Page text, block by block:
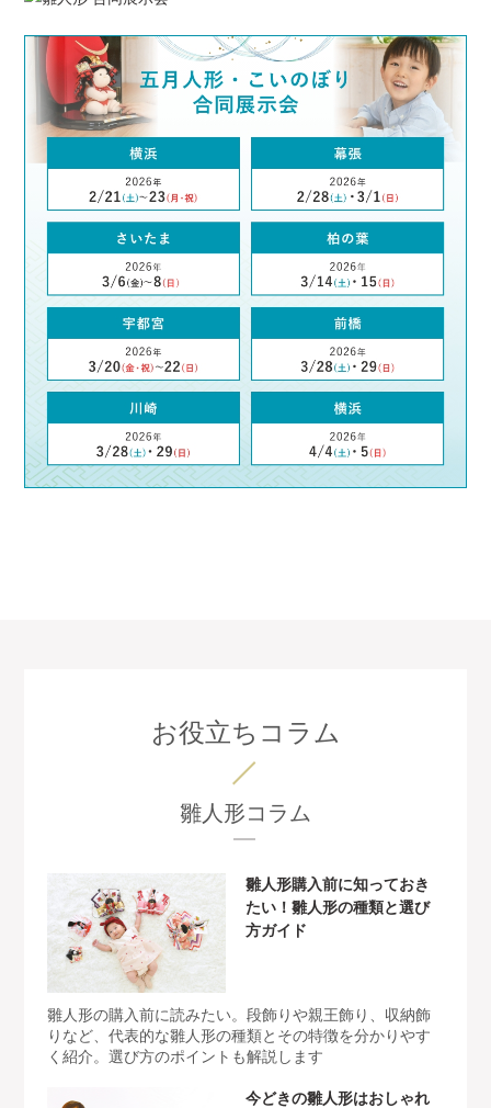
お役立ちコラム
雛人形コラム
雛人形購入前に知っておき
たい！雛人形の種類と選び
方ガイド
雛人形の購入前に読みたい。段飾りや親王飾り、収納飾
りなど、代表的な雛人形の種類とその特徴を分かりやす
く紹介。選び方のポイントも解説します
今どきの雛人形はおしゃれ